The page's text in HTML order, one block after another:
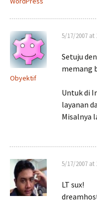
Obyektif
5/17/2007 at
Setuju
memang
Untuk di
layanan
Misalnya
5/17/2007 at
LT sux!